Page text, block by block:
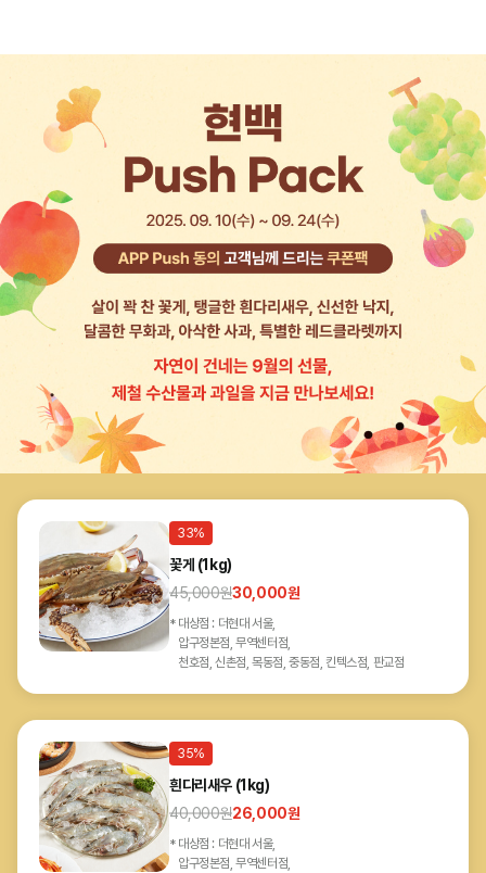
33%
꽃게 (1kg)
45,000원30,000원
대상점 : 더현대 서울,
압구정본점, 무역센터점,
천호점, 신촌점, 목동점, 중동점, 킨텍스점, 판교점
35%
흰다리새우 (1kg)
40,000원26,000원
대상점 : 더현대 서울,
압구정본점, 무역센터점,